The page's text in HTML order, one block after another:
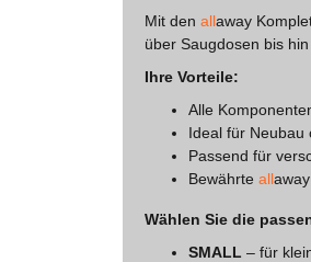
Mit den allaway
über Saugdosen bis
Ihre Vorteile:
Alle
Ideal für Neubau
Passend für
Bewährte all
Wählen Sie die
SMALL – für